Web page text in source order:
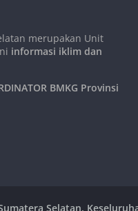
merupakan Unit
informasi iklim dan
BMKG Provinsi
Selatan.